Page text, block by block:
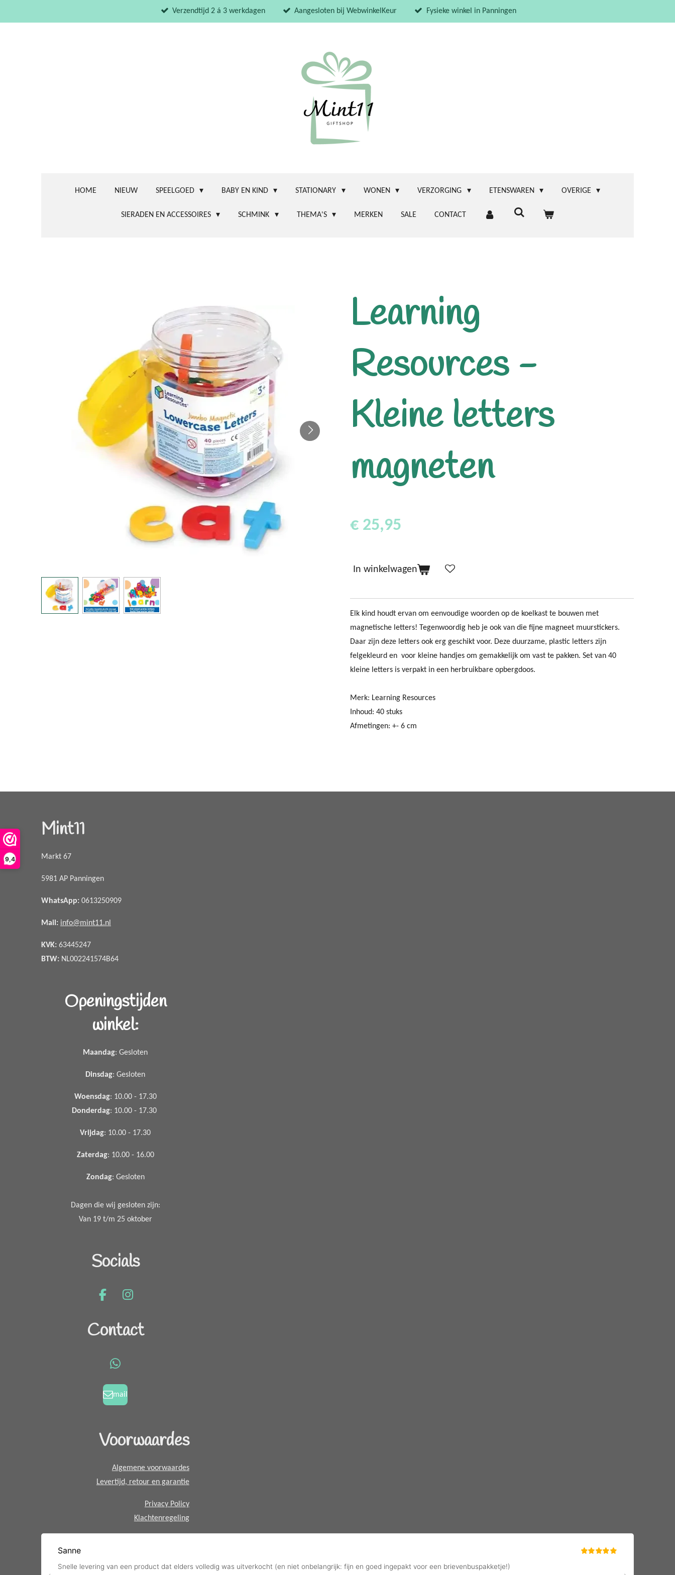
9,4
direct
Verzendtijd 2 á 3 werkdagen Aangesloten bij WebwinkelKeur Fysieke winkel in Panningen
HOME NIEUW SPEELGOED BABY EN KIND STATIONARY WONEN VERZORGING ETENSWAREN OVERIGE
SIERADEN EN ACCESSOIRES SCHMINK THEMA'S MERKEN SALE CONTACT
Learning
Resources -
Kleine letters
magneten
€ 25,95
In winkelwagen
Elk kind houdt ervan om eenvoudige woorden op de koelkast te bouwen met
magnetische letters! Tegenwoordig heb je ook van die fijne magneet muurstickers.
Daar zijn deze letters ook erg geschikt voor. Deze duurzame, plastic letters zijn
felgekleurd en voor kleine handjes om gemakkelijk om vast te pakken. Set van 40
kleine letters is verpakt in een herbruikbare opbergdoos.
Merk: Learning Resources
Inhoud: 40 stuks
Afmetingen: +- 6 cm
Mint11
Markt 67
5981 AP Panningen
WhatsApp: 0613250909
Mail: info@mint11.nl
KVK: 63445247
BTW: NL002241574B64
Openingstijden
winkel:
Maandag: Gesloten
Dinsdag: Gesloten
Woensdag: 10.00 - 17.30
Donderdag: 10.00 - 17.30
Vrijdag: 10.00 - 17.30
Zaterdag: 10.00 - 16.00
Zondag: Gesloten
Dagen die wij gesloten zijn:
Van 19 t/m 25 oktober
Socials
F
c
e
k
I
s
t
a
Contact
W
a
t
p
mail
Voorwaardes
Algemene voorwaardes
Levertijd, retour en garantie
Privacy Policy
Klachtenregeling